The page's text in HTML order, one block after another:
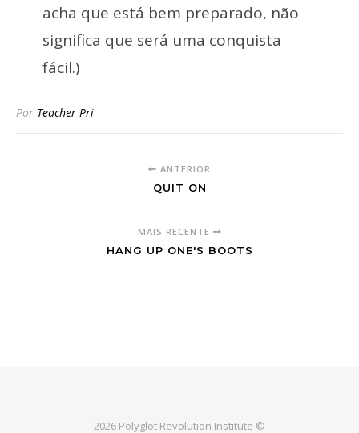
acha que está bem preparado, não
significa que será uma conquista
fácil.)
Por Teacher Pri
ANTERIOR
QUIT ON
MAIS RECENTE
HANG UP ONE'S BOOTS
2026 Polyglot Revolution Institute ©